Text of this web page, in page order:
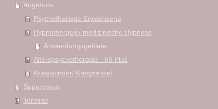
Angebote
Psychotherapie Erwachsene
Hypnotherapie/ medizinische Hypnose
Anwendungsgebiete
Alterspsychotherapie - 60 Plus
Kriegskinder/ Kriegsenkel
Supervision
Termine